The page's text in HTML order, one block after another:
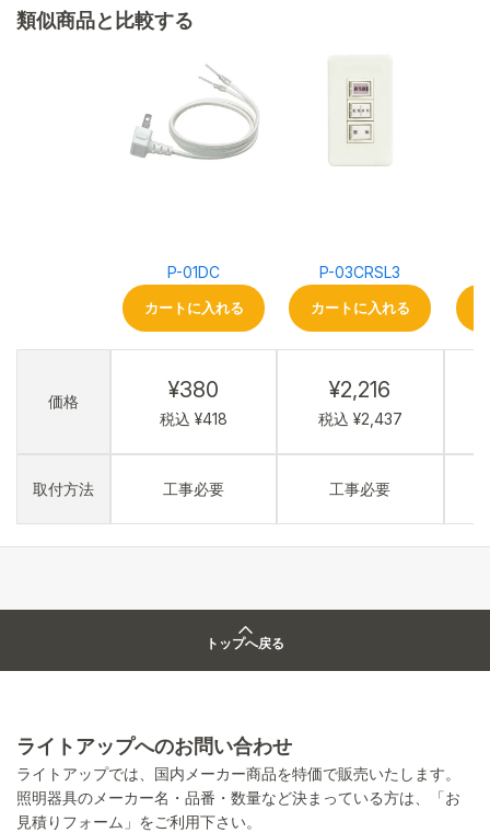
類似商品と比較する
価格
取付方法
P-01DC
カートに入れる
¥380
税込 ¥418
工事必要
P-03CRSL3
カートに入れる
¥2,216
税込 ¥2,437
工事必要
トップへ戻る
ライトアップへのお問い合わせ
ライトアップでは、国内メーカー商品を特価で販売いたします。
照明器具のメーカー名・品番・数量など決まっている方は、「お
見積りフォーム」をご利用下さい。